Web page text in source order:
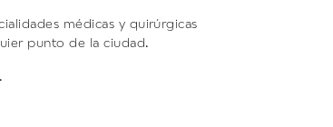
médicas y quirúrgicas
punto de la ciudad.